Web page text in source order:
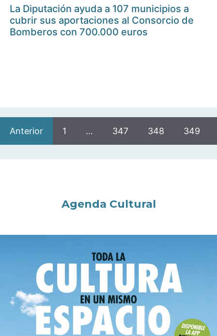
La Diputación ayuda a 107 municipios a
cubrir sus aportaciones al Consorcio de
Bomberos con 700.000 euros
Anterior 1 … 347 348 349
Agenda Cultural